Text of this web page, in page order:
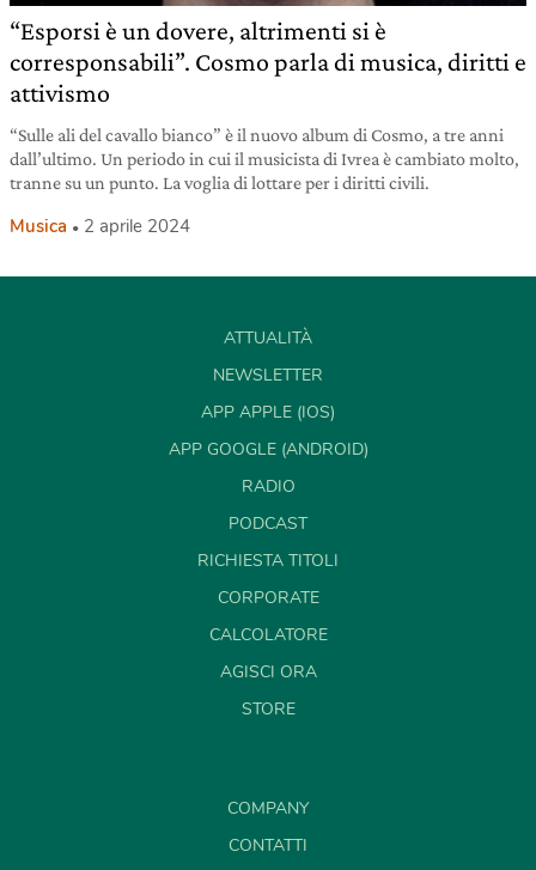
“Esporsi è un dovere, altrimenti si è
corresponsabili”. Cosmo parla di musica, diritti e
attivismo
“Sulle ali del cavallo bianco” è il nuovo album di Cosmo, a tre anni
dall’ultimo. Un periodo in cui il musicista di Ivrea è cambiato molto,
tranne su un punto. La voglia di lottare per i diritti civili.
Musica 2 aprile 2024
ATTUALITÀ
NEWSLETTER
APP APPLE (IOS)
APP GOOGLE (ANDROID)
RADIO
PODCAST
RICHIESTA TITOLI
CORPORATE
CALCOLATORE
AGISCI ORA
STORE
COMPANY
CONTATTI